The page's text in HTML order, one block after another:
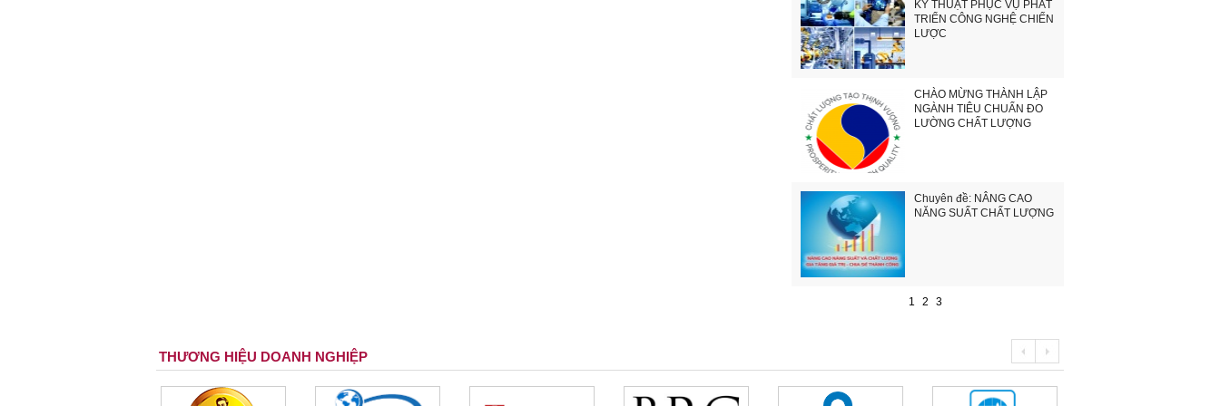
KỸ THUẬT PHỤC VỤ PHÁT
TRIỂN CÔNG NGHỆ CHIẾN
LƯỢC
CHÀO MỪNG THÀNH LẬP
NGÀNH TIÊU CHUẨN ĐO
LƯỜNG CHẤT LƯỢNG
Chuyên đề: NÂNG CAO
NĂNG SUẤT CHẤT LƯỢNG
1 2 3
THƯƠNG HIỆU DOANH NGHIỆP